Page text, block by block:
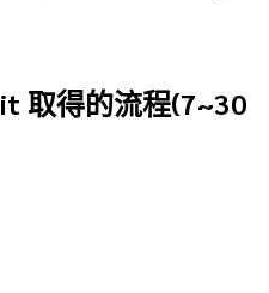
取得的流程(7~30